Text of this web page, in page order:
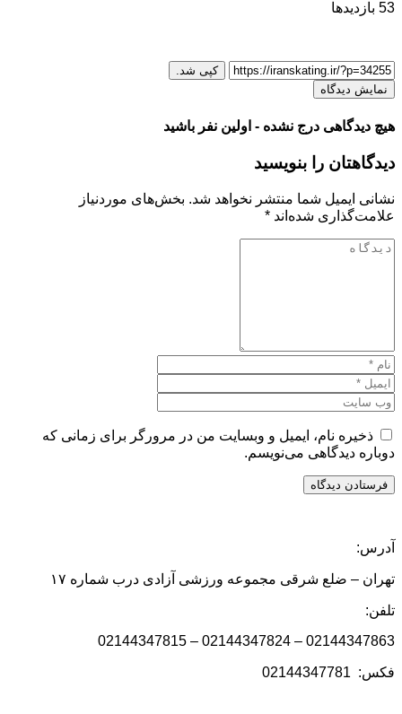
53 بازدیدها
کپی شد.
نمایش دیدگاه
هیچ دیدگاهی درج نشده - اولین نفر باشید
دیدگاهتان را بنویسید
نشانی ایمیل شما منتشر نخواهد شد. بخش‌های موردنیاز
علامت‌گذاری شده‌اند *
ذخیره نام، ایمیل و وبسایت من در مرورگر برای زمانی که
دوباره دیدگاهی می‌نویسم.
آدرس:
تهران – ضلع شرقی مجموعه ورزشی آزادی درب شماره ۱۷
تلفن:
02144347863 – 02144347824 – 02144347815
فکس: 02144347781